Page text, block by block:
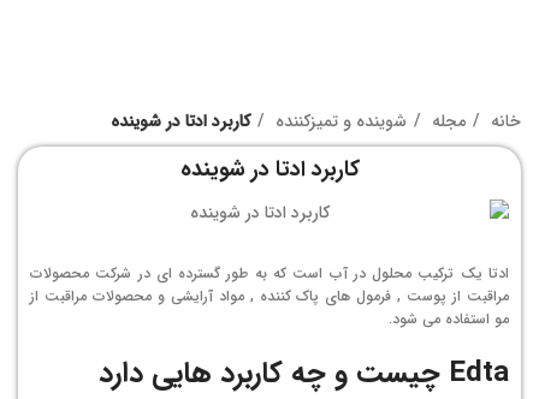
خانه مجله شوینده و تمیزکننده کاربرد ادتا در شوینده
کاربرد ادتا در شوینده
ادتا یک ترکیب محلول در آب است که به طور گسترده ای در شرکت محصولات
مراقبت از پوست , فرمول های پاک کننده , مواد آرایشی و محصولات مراقبت از
مو استفاده می شود.
Edta چیست و چه کاربرد هایی دارد